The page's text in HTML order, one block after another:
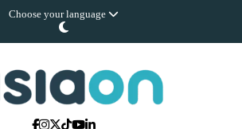
Choose your language